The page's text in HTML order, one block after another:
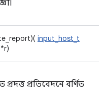
input_host_t
*r)
প্রতিবেদনে বর্ণিত